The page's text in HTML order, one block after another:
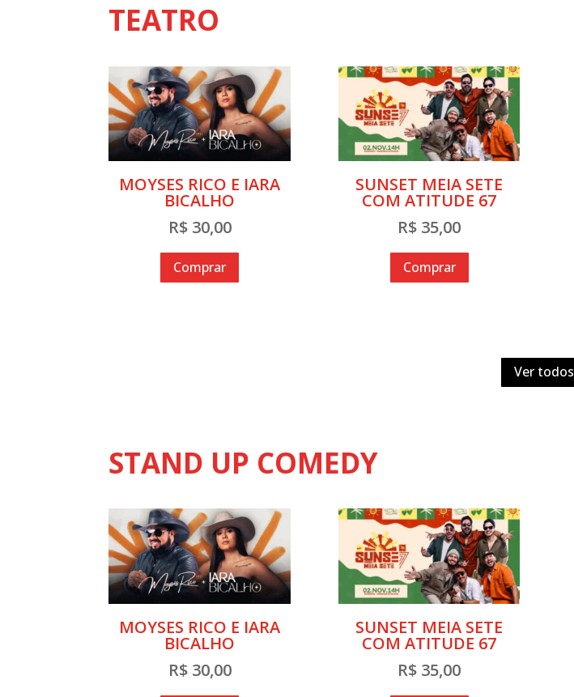
TEATRO
MOYSES RICO E IARA
BICALHO
R$30,00
Comprar
SUNSET MEIA SETE
COM ATITUDE 67
R$ 35,00
Comprar
Ver todos
STAND UP COMEDY
MOYSES RICO E IARA
BICALHO
R$30,00
SUNSET MEIA SETE
COM ATITUDE 67
R$ 35,00